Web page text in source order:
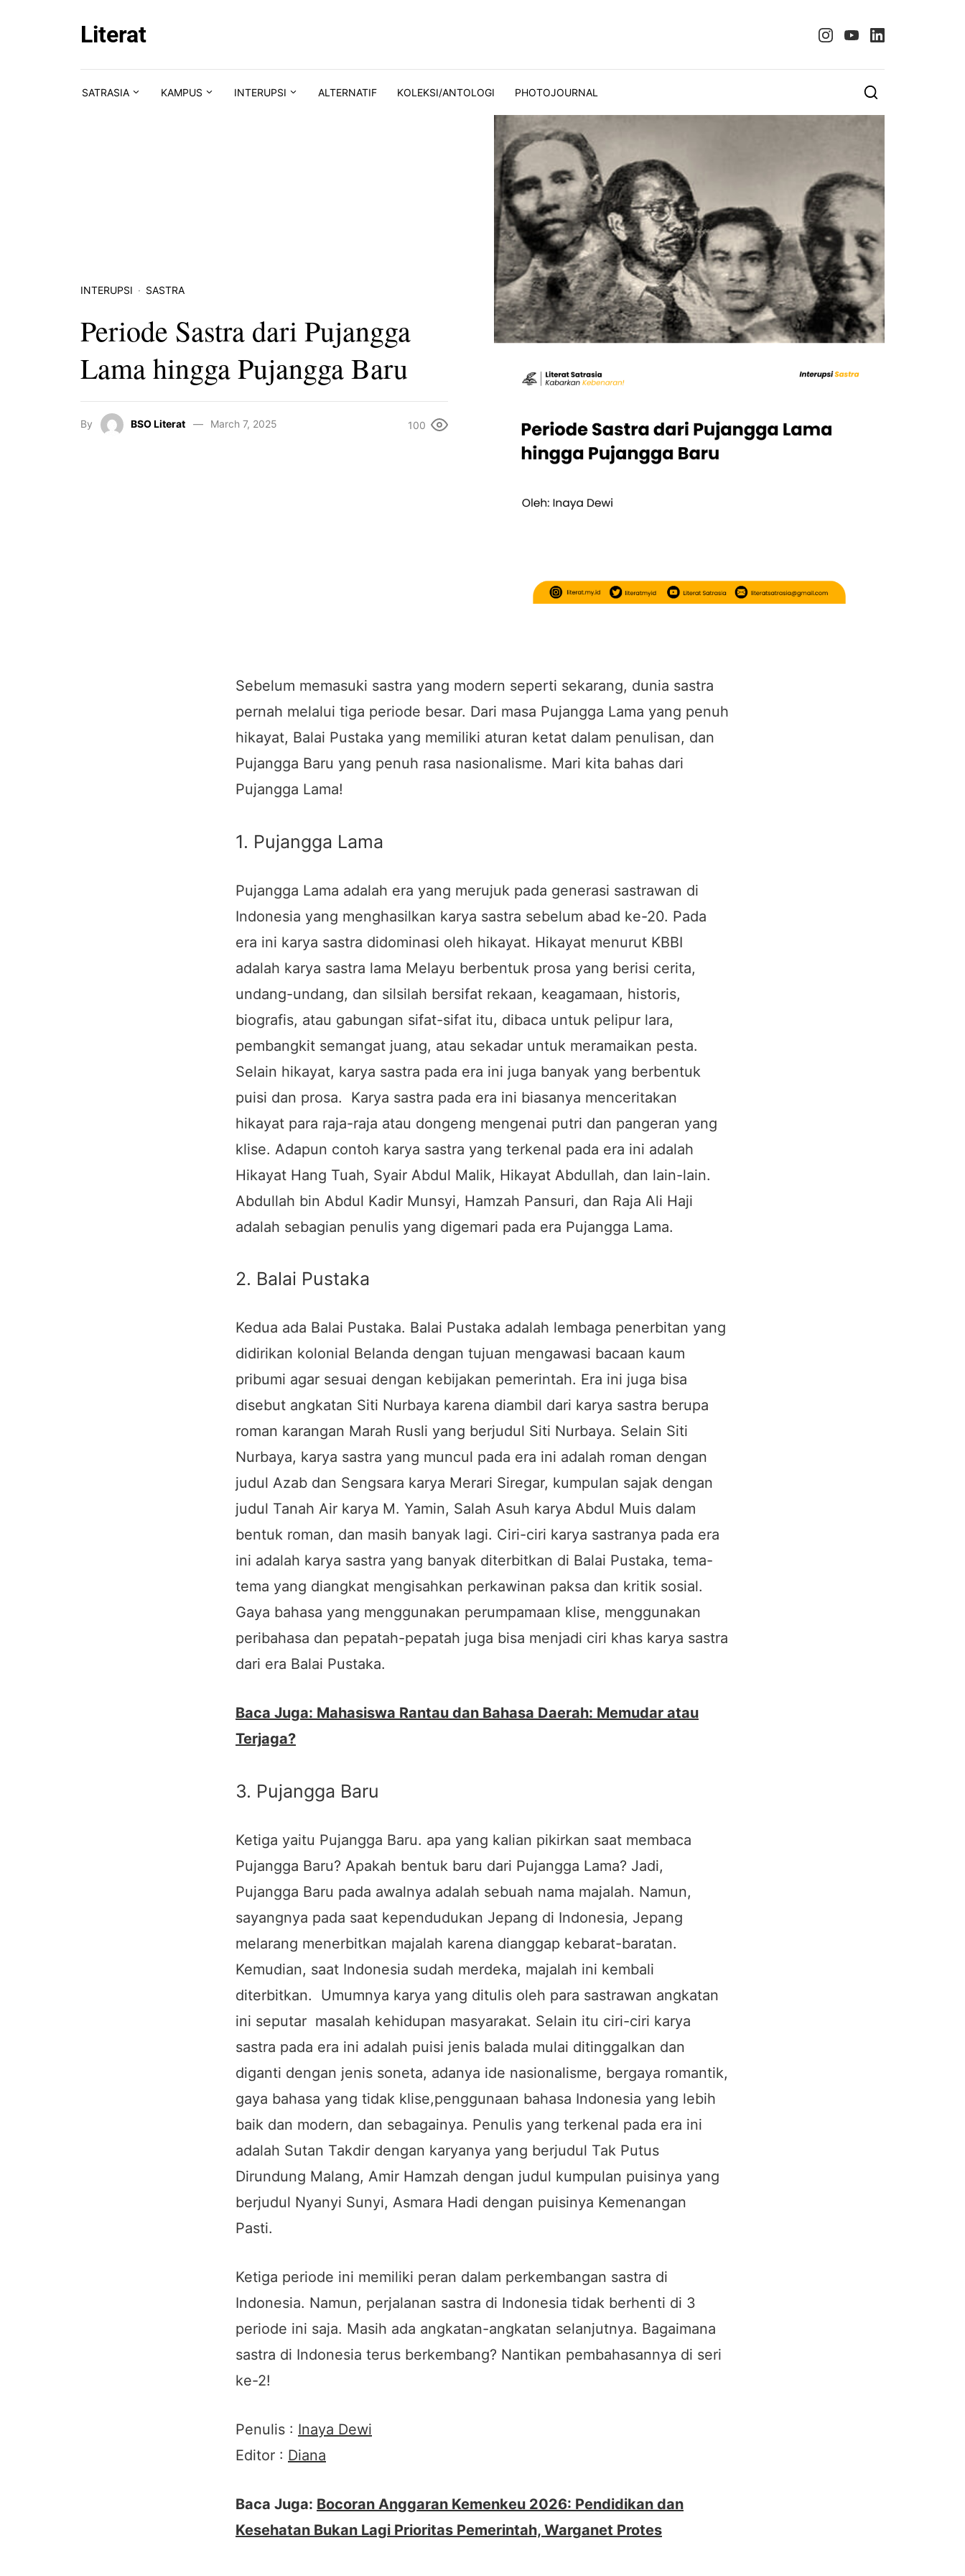
Literat
SATRASIA KAMPUS INTERUPSI ALTERNATIF KOLEKSI/ANTOLOGI PHOTOJOURNAL
INTERUPSI SASTRA
Periode Sastra dari Pujangga
Lama hingga Pujangga Baru
By BSO Literat March 7, 2025 100
Sebelum memasuki sastra yang modern seperti sekarang, dunia sastra
pernah melalui tiga periode besar. Dari masa Pujangga Lama yang penuh
hikayat, Balai Pustaka yang memiliki aturan ketat dalam penulisan, dan
Pujangga Baru yang penuh rasa nasionalisme. Mari kita bahas dari
Pujangga Lama!
1. Pujangga Lama
Pujangga Lama adalah era yang merujuk pada generasi sastrawan di
Indonesia yang menghasilkan karya sastra sebelum abad ke-20. Pada
era ini karya sastra didominasi oleh hikayat. Hikayat menurut KBBI
adalah karya sastra lama Melayu berbentuk prosa yang berisi cerita,
undang-undang, dan silsilah bersifat rekaan, keagamaan, historis,
biografis, atau gabungan sifat-sifat itu, dibaca untuk pelipur lara,
pembangkit semangat juang, atau sekadar untuk meramaikan pesta.
Selain hikayat, karya sastra pada era ini juga banyak yang berbentuk
puisi dan prosa. Karya sastra pada era ini biasanya menceritakan
hikayat para raja-raja atau dongeng mengenai putri dan pangeran yang
klise. Adapun contoh karya sastra yang terkenal pada era ini adalah
Hikayat Hang Tuah, Syair Abdul Malik, Hikayat Abdullah, dan lain-lain.
Abdullah bin Abdul Kadir Munsyi, Hamzah Pansuri, dan Raja Ali Haji
adalah sebagian penulis yang digemari pada era Pujangga Lama.
2. Balai Pustaka
Kedua ada Balai Pustaka. Balai Pustaka adalah lembaga penerbitan yang
didirikan kolonial Belanda dengan tujuan mengawasi bacaan kaum
pribumi agar sesuai dengan kebijakan pemerintah. Era ini juga bisa
disebut angkatan Siti Nurbaya karena diambil dari karya sastra berupa
roman karangan Marah Rusli yang berjudul Siti Nurbaya. Selain Siti
Nurbaya, karya sastra yang muncul pada era ini adalah roman dengan
judul Azab dan Sengsara karya Merari Siregar, kumpulan sajak dengan
judul Tanah Air karya M. Yamin, Salah Asuh karya Abdul Muis dalam
bentuk roman, dan masih banyak lagi. Ciri-ciri karya sastranya pada era
ini adalah karya sastra yang banyak diterbitkan di Balai Pustaka, tema-
tema yang diangkat mengisahkan perkawinan paksa dan kritik sosial.
Gaya bahasa yang menggunakan perumpamaan klise, menggunakan
peribahasa dan pepatah-pepatah juga bisa menjadi ciri khas karya sastra
dari era Balai Pustaka.
Baca Juga: Mahasiswa Rantau dan Bahasa Daerah: Memudar atau
Terjaga?
3. Pujangga Baru
Ketiga yaitu Pujangga Baru. apa yang kalian pikirkan saat membaca
Pujangga Baru? Apakah bentuk baru dari Pujangga Lama? Jadi,
Pujangga Baru pada awalnya adalah sebuah nama majalah. Namun,
sayangnya pada saat kependudukan Jepang di Indonesia, Jepang
melarang menerbitkan majalah karena dianggap kebarat-baratan.
Kemudian, saat Indonesia sudah merdeka, majalah ini kembali
diterbitkan. Umumnya karya yang ditulis oleh para sastrawan angkatan
ini seputar masalah kehidupan masyarakat. Selain itu ciri-ciri karya
sastra pada era ini adalah puisi jenis balada mulai ditinggalkan dan
diganti dengan jenis soneta, adanya ide nasionalisme, bergaya romantik,
gaya bahasa yang tidak klise,penggunaan bahasa Indonesia yang lebih
baik dan modern, dan sebagainya. Penulis yang terkenal pada era ini
adalah Sutan Takdir dengan karyanya yang berjudul Tak Putus
Dirundung Malang, Amir Hamzah dengan judul kumpulan puisinya yang
berjudul Nyanyi Sunyi, Asmara Hadi dengan puisinya Kemenangan
Pasti.
Ketiga periode ini memiliki peran dalam perkembangan sastra di
Indonesia. Namun, perjalanan sastra di Indonesia tidak berhenti di 3
periode ini saja. Masih ada angkatan-angkatan selanjutnya. Bagaimana
sastra di Indonesia terus berkembang? Nantikan pembahasannya di seri
ke-2!
Penulis : Inaya Dewi
Editor : Diana
Baca Juga: Bocoran Anggaran Kemenkeu 2026: Pendidikan dan
Kesehatan Bukan Lagi Prioritas Pemerintah, Warganet Protes